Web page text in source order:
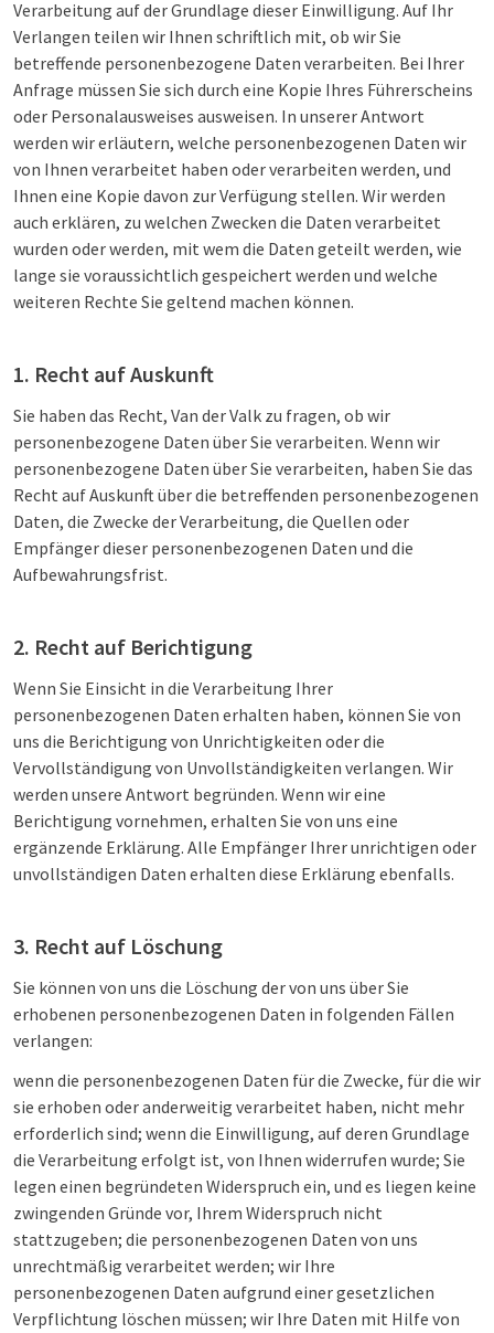
Verarbeitung auf der Grundlage dieser Einwilligung. Auf Ihr
Verlangen teilen wir Ihnen schriftlich mit, ob wir Sie
betreffende personenbezogene Daten verarbeiten. Bei Ihrer
Anfrage müssen Sie sich durch eine Kopie Ihres Führerscheins
oder Personalausweises ausweisen. In unserer Antwort
werden wir erläutern, welche personenbezogenen Daten wir
von Ihnen verarbeitet haben oder verarbeiten werden, und
Ihnen eine Kopie davon zur Verfügung stellen. Wir werden
auch erklären, zu welchen Zwecken die Daten verarbeitet
wurden oder werden, mit wem die Daten geteilt werden, wie
lange sie voraussichtlich gespeichert werden und welche
weiteren Rechte Sie geltend machen können.
1. Recht auf Auskunft
Sie haben das Recht, Van der Valk zu fragen, ob wir
personenbezogene Daten über Sie verarbeiten. Wenn wir
personenbezogene Daten über Sie verarbeiten, haben Sie das
Recht auf Auskunft über die betreffenden personenbezogenen
Daten, die Zwecke der Verarbeitung, die Quellen oder
Empfänger dieser personenbezogenen Daten und die
Aufbewahrungsfrist.
2. Recht auf Berichtigung
Wenn Sie Einsicht in die Verarbeitung Ihrer
personenbezogenen Daten erhalten haben, können Sie von
uns die Berichtigung von Unrichtigkeiten oder die
Vervollständigung von Unvollständigkeiten verlangen. Wir
werden unsere Antwort begründen. Wenn wir eine
Berichtigung vornehmen, erhalten Sie von uns eine
ergänzende Erklärung. Alle Empfänger Ihrer unrichtigen oder
unvollständigen Daten erhalten diese Erklärung ebenfalls.
3. Recht auf Löschung
Sie können von uns die Löschung der von uns über Sie
erhobenen personenbezogenen Daten in folgenden Fällen
verlangen:
wenn die personenbezogenen Daten für die Zwecke, für die wir
sie erhoben oder anderweitig verarbeitet haben, nicht mehr
erforderlich sind; wenn die Einwilligung, auf deren Grundlage
die Verarbeitung erfolgt ist, von Ihnen widerrufen wurde; Sie
legen einen begründeten Widerspruch ein, und es liegen keine
zwingenden Gründe vor, Ihrem Widerspruch nicht
stattzugeben; die personenbezogenen Daten von uns
unrechtmäßig verarbeitet werden; wir Ihre
personenbezogenen Daten aufgrund einer gesetzlichen
Verpflichtung löschen müssen; wir Ihre Daten mit Hilfe von